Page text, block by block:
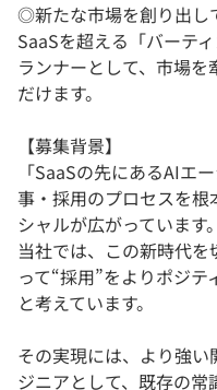
◎新たな市場を創り出し
SaaSを超える「バーテ
ランナーとして、市場
だけます。
【募集背景】
「SaaSの先にあるAIエ
事・採用のプロセスを
シャルが広がっています。
当社では、この新時代
って“採用”をよりポジ
と考えています。
その実現には、より強
ジニアとして、既存の